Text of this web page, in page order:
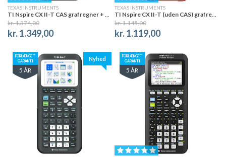
TEXAS INSTRUMENTS
TI Nspire CX II-T CAS grafregner + software
kr. 1.374,00
kr. 1.349,00
TEXAS INSTRUMENTS
TI Nspire CX II-T (uden CAS) grafregner + software
kr. 1.145,00
kr. 1.119,00
Nyhed
FORLÆNGET
GARANTI
5 ÅR
FORLÆNGET
GARANTI
5 ÅR